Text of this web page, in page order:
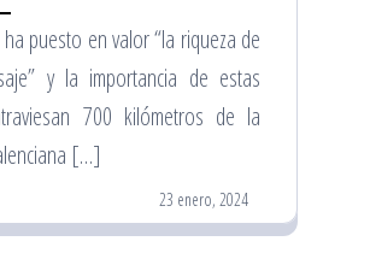
puesto en valor “la riqueza de
y la importancia de estas
700 kilómetros de la
[…]
23 enero, 2024